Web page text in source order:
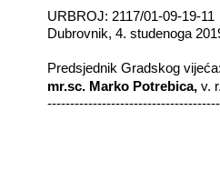
URBROJ: 2117/01-09-19-11
Dubrovnik, 4. studenoga
Predsjednik Gradskog vijeća:
mr.sc. Marko Potrebica, v. r.